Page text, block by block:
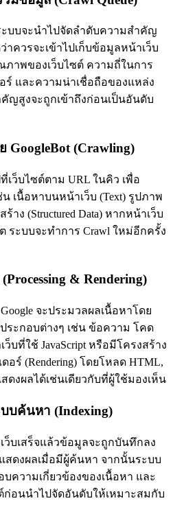
ะบบจะนำไปจัดลำดับความสำคัญ
าควรจะเข้าไปเก็บข้อมูลหน้าเว็บ
าพของเว็บไซต์ ความถี่ในการ
ร์ และความน่าเชื่อถือของแหล่ง
ญสูงจะถูกเข้าถึงก่อนเป็นอันดับ
GoogleBot (Crawling)
เว็บไซต์ตาม URL ในคิว เพื่อ
เนื้อหาบนหน้าเว็บ (Text) รูปภาพ
ง (Structured Data) หากหน้าเว็บ
ระบบจะทำการ Crawl ใหม่อีกครั้ง
& Rendering)
จะประมวลผลเนื้อหาโดย
ระกอบต่างๆ เช่น ข้อความ โคด
บที่ใช้ JavaScript หรือมีโครงสร้าง
ร์ (Rendering) โดยโหลด HTML,
สดงผลได้เช่นเดียวกับที่ผู้ใช้มองเห็น
บค้นหา (Indexing)
ว็บเสร็จแล้วข้อมูลจะถูกบันทึกลง
สดงผลเมื่อมีผู้ค้นหา จากนั้นระบบ
บความเกี่ยวข้องของเนื้อหา และ
อนนำไปจัดอันดับให้เหมาะสมกับ